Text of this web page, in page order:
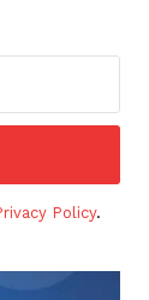
Policy.